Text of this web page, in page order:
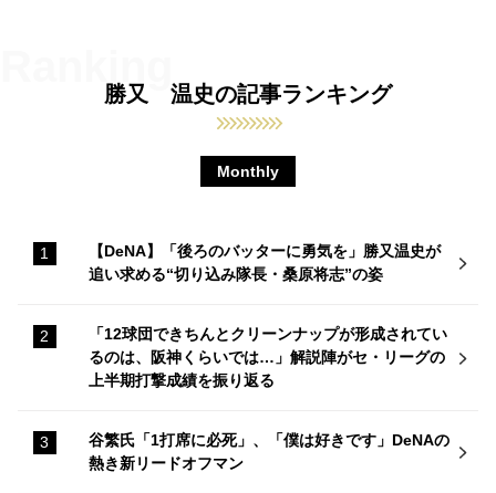
勝又 温史の記事ランキング
Monthly
【DeNA】「後ろのバッターに勇気を」勝又温史が
追い求める“切り込み隊長・桑原将志”の姿
「12球団できちんとクリーンナップが形成されてい
るのは、阪神くらいでは…」解説陣がセ・リーグの
上半期打撃成績を振り返る
谷繁氏「1打席に必死」、「僕は好きです」DeNAの
熱き新リードオフマン